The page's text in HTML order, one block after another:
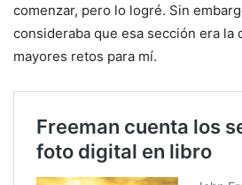
comenzar, pero lo logré. Sin
consideraba que esa sección era la
mayores retos para mí.